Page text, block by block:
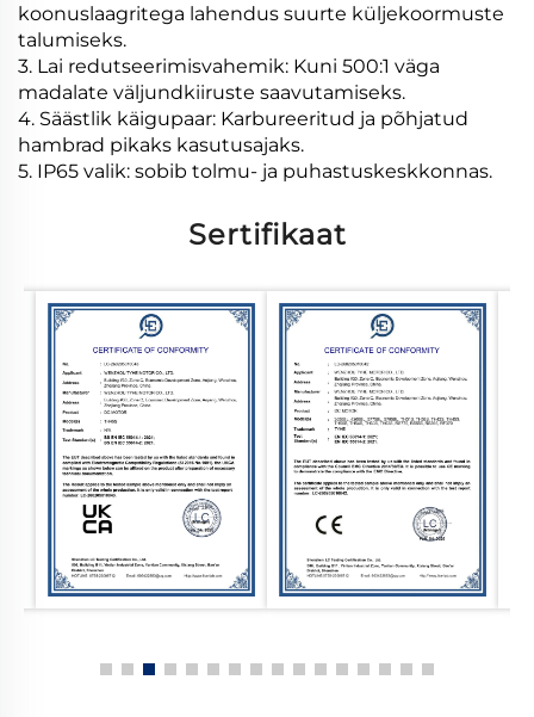
koonuslaagritega lahendus suurte küljekoormuste
talumiseks.
3. Lai redutseerimisvahemik: Kuni 500:1 väga
madalate väljundkiiruste saavutamiseks.
4. Säästlik käigupaar: Karbureeritud ja põhjatud
hambrad pikaks kasutusajaks.
5. IP65 valik: sobib tolmu- ja puhastuskeskkonnas.
Sertifikaat